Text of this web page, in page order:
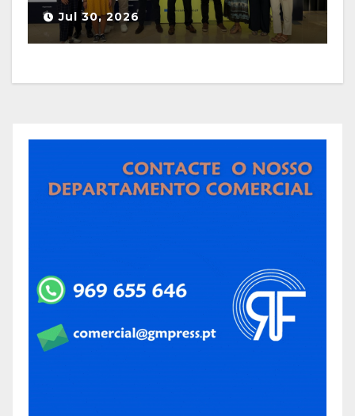
Ciência e Inovação 2026 com
seleção de três sessões
científicas
Jul 30, 2026